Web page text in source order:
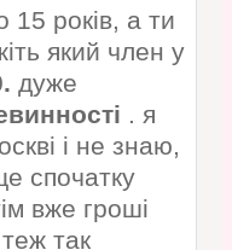
15 років, а ти
який член у
дуже
. я
і не знаю,
спочатку
вже гроші
так